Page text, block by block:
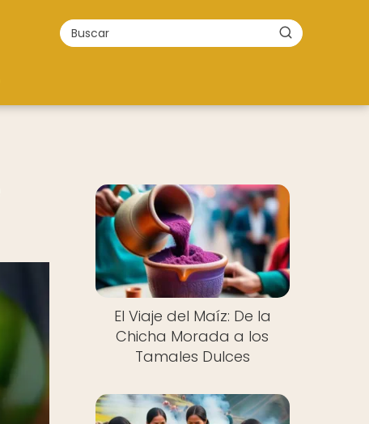
El Viaje del Maíz: De la
Chicha Morada a los
Tamales Dulces